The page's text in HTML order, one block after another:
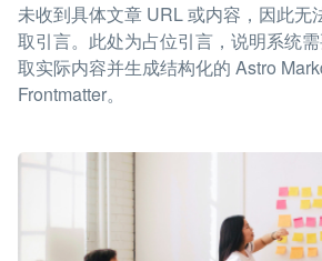
未收到具体文章 URL 或内容，因此无
取引言。此处为占位引言，说明系统
取实际内容并生成结构化的 Astro
Frontmatter。